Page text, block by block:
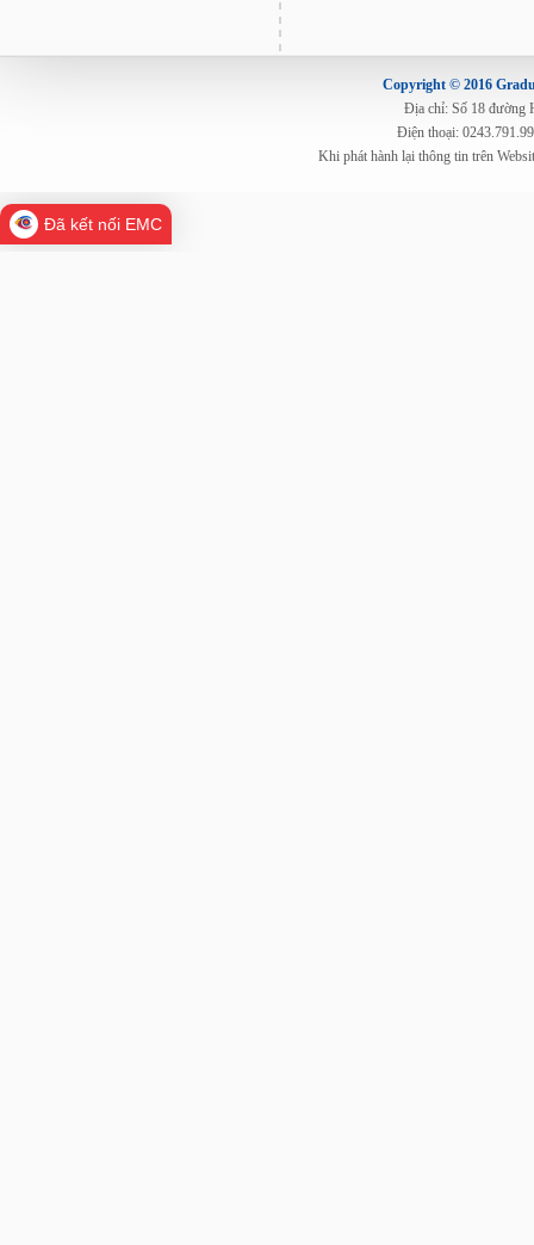
Copyright © 2016
Địa chỉ: Số 18 đường
Điện thoại:
Khi phát hành lại thông tin trên
Đã kết nối EMC